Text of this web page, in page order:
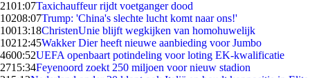
2101:07Taxichauffeur rijdt voetganger dood
10208:07Trump: 'China's slechte lucht komt naar ons!'
10013:18ChristenUnie blijft wegkijken van homohuwelijk
10212:45Wakker Dier heeft nieuwe aanbieding voor Jumbo
4600:52UEFA openbaart potindeling voor loting EK-kwalificatie
2715:34Feyenoord zoekt 250 miljoen voor nieuw stadion